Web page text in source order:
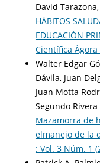
David
HÁBITOS
EDUCACIÓN
Científica Ágora
Walter Edgar
Dávila, Juan
Juan Motta
Segundo
Mazamorra de
elmanejo de la
: Vol. 3 Núm. 1